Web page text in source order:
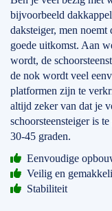
bijvoorbeeld
daksteiger, men noemt
goede uitkomst. Aan
wordt, de
de nok wordt veel
platformen zijn te
altijd zeker van dat je
schoorsteensteiger is
30-45 graden.
Eenvoudige
Veilig en
Stabiliteit